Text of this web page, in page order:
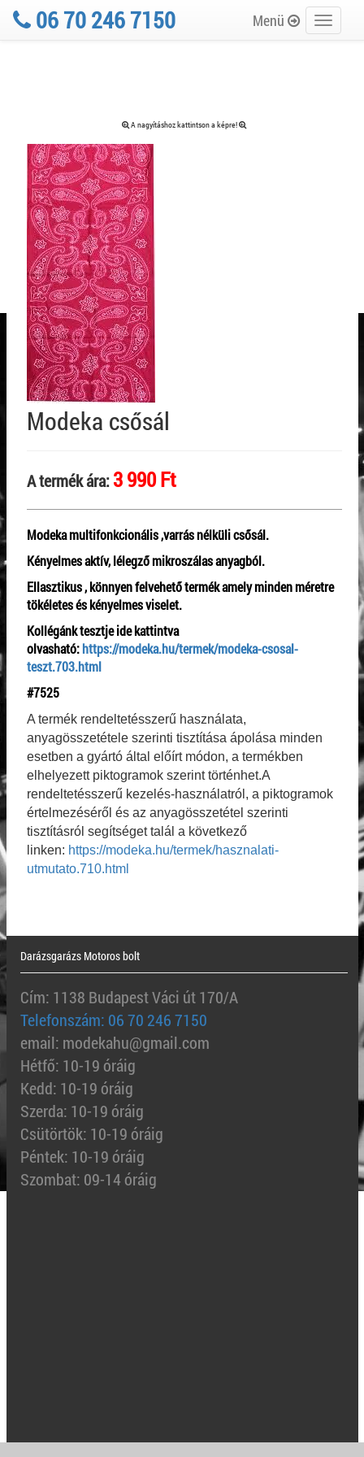
Toggle
06 70 246 7150 Menü
A nagyításhoz kattintson a képre!
Modeka csősál
A termék ára:3 990 Ft
Modeka multifonkcionális ,varrás nélküli csősál.
Kényelmes aktív, lélegző mikroszálas anyagból.
Ellasztikus , könnyen felvehető termék amely minden méretre
tökéletes és kényelmes viselet.
Kollégánk tesztje ide kattintva
olvasható:https://modeka.hu/termek/modeka-csosal-
teszt.703.html
#7525
A termék rendeltetésszerű használata,
anyagösszetétele szerinti tisztítása ápolása minden
esetben a gyártó által előírt módon, a termékben
elhelyezett piktogramok szerint történhet.A
rendeltetésszerű kezelés-használatról, a piktogramok
értelmezéséről és az anyagösszetétel szerinti
tisztításról segítséget talál a következő
linken: https://modeka.hu/termek/hasznalati-
utmutato.710.html
Darázsgarázs Motoros bolt
Cím: 1138 Budapest Váci út 170/A
Telefonszám: 06 70 246 7150
email: modekahu@gmail.com
Hétfő: 10-19 óráig
Kedd: 10-19 óráig
Szerda: 10-19 óráig
Csütörtök: 10-19 óráig
Péntek: 10-19 óráig
Szombat: 09-14 óráig